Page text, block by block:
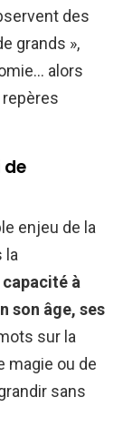
des
grands »,
alors
de
enjeu de la
la
capacité à
son âge, ses
sur la
magie ou de
sans